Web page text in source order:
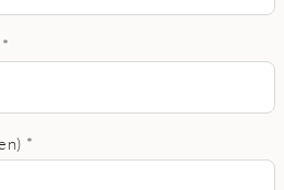
*
*